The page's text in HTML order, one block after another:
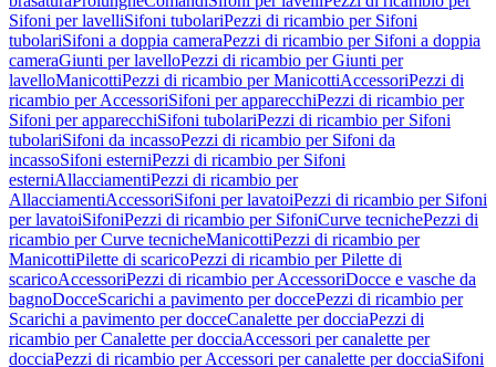
Sifoni per lavelliSifoni tubolariPezzi di ricambio per Sifoni
tubolariSifoni a doppia cameraPezzi di ricambio per Sifoni a doppia
cameraGiunti per lavelloPezzi di ricambio per Giunti per
lavelloManicottiPezzi di ricambio per ManicottiAccessoriPezzi di
ricambio per AccessoriSifoni per apparecchiPezzi di ricambio per
Sifoni per apparecchiSifoni tubolariPezzi di ricambio per Sifoni
tubolariSifoni da incassoPezzi di ricambio per Sifoni da
incassoSifoni esterniPezzi di ricambio per Sifoni
esterniAllacciamentiPezzi di ricambio per
AllacciamentiAccessoriSifoni per lavatoiPezzi di ricambio per Sifoni
per lavatoiSifoniPezzi di ricambio per SifoniCurve tecnichePezzi di
ricambio per Curve tecnicheManicottiPezzi di ricambio per
ManicottiPilette di scaricoPezzi di ricambio per Pilette di
scaricoAccessoriPezzi di ricambio per AccessoriDocce e vasche da
bagnoDocceScarichi a pavimento per doccePezzi di ricambio per
Scarichi a pavimento per docceCanalette per docciaPezzi di
ricambio per Canalette per docciaAccessori per canalette per
docciaPezzi di ricambio per Accessori per canalette per docciaSifoni